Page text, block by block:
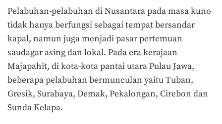
Pelabuhan-pelabuhan di Nusantara pada masa kuno
tidak hanya berfungsi sebagai tempat bersandar
kapal, namun juga menjadi pasar pertemuan
saudagar asing dan lokal. Pada era kerajaan
Majapahit, di kota-kota pantai utara Pulau Jawa,
beberapa pelabuhan bermunculan yaitu Tuban,
Gresik, Surabaya, Demak, Pekalongan, Cirebon dan
Sunda Kelapa.